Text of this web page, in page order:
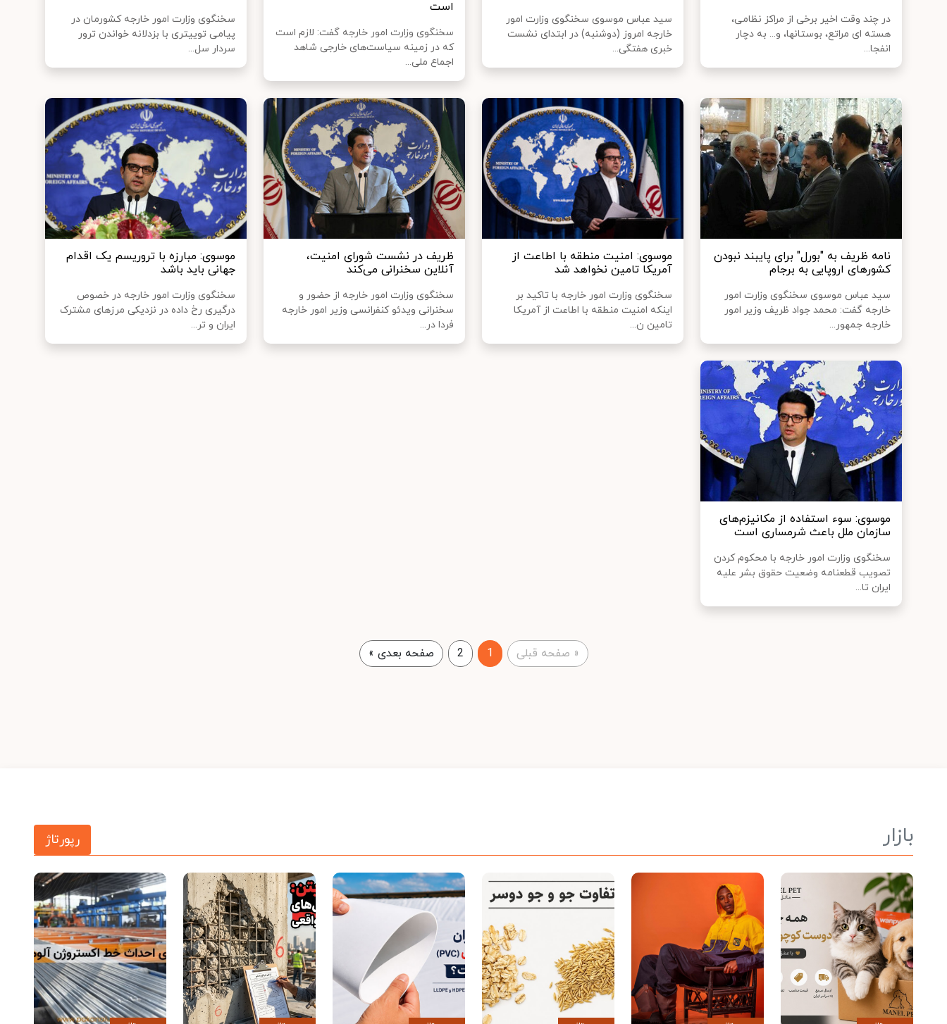
در چند وقت اخیر برخی از مراکز نظامی،
هسته ای مراتع، بوستانها، و... به دچار
انفجا...
سید عباس موسوی سخنگوی وزارت امور
خارجه امروز (دوشنبه) در ابتدای نشست
خبری هفتگی...
است
سخنگوی وزارت امور خارجه گفت: لازم است
که در زمینه سیاست‌های خارجی شاهد
اجماع ملی...
سخنگوی وزارت امور خارجه کشورمان در
پیامی توییتری با بزدلانه خواندن ترور
سردار سل...
نامه ظریف به "بورل" برای پایبند نبودن
کشورهای اروپایی به برجام
سید عباس موسوی سخنگوی وزارت امور
خارجه گفت: محمد جواد ظریف وزیر امور
خارجه جمهور...
موسوی: امنیت منطقه با اطاعت از
آمریکا تامین نخواهد شد
سخنگوی وزارت امور خارجه با تاکید بر
اینکه امنیت منطقه با اطاعت از آمریکا
تامین ن...
ظریف در نشست شورای امنیت،
آنلاین سخنرانی می‌کند
سخنگوی وزارت امور خارجه از حضور و
سخنرانی ویدئو کنفرانسی وزیر امور خارجه
فردا در...
موسوی: مبارزه با تروریسم یک اقدام
جهانی باید باشد
سخنگوی وزارت امور خارجه در خصوص
درگیری رخ داده در نزدیکی مرزهای مشترک
ایران و تر...
موسوی: سوء استفاده از مکانیزم‌های
سازمان ملل باعث شرمساری است
سخنگوی وزارت امور خارجه با محکوم کردن
تصویب قطعنامه وضعیت حقوق بشر علیه
ایران تا...
« صفحه قبلی 1
2 صفحه بعدی »
بازار رپورتاژ